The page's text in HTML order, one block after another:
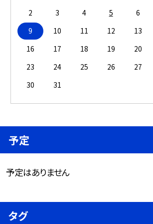
2
3 4 5 6
9
10 11 12 13
16
17 18 19 20
23
24 25 26 27
30
31
予定
予定はありません
タグ